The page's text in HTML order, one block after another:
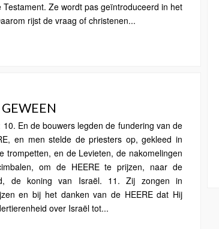
Ze wordt pas geïntroduceerd in het
rijst de vraag of christenen...
En de bouwers legden de fundering van de
en men stelde de priesters op, gekleed in
trompetten, en de Levieten, de nakomelingen
om de HEERE te prijzen, naar de
de koning van Israël. 11. Zij zongen in
en bij het danken van de HEERE dat Hij
over Israël tot...